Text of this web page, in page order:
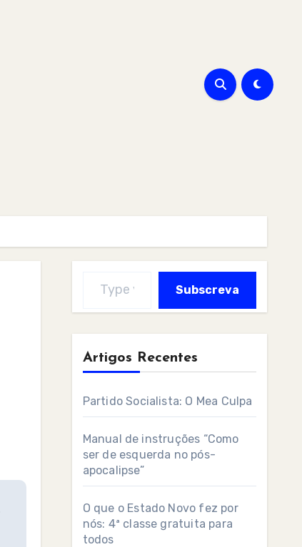
Subscreva
Artigos Recentes
Partido Socialista: O Mea Culpa
Manual de instruções “Como
ser de esquerda no pós-
apocalipse”
O que o Estado Novo fez por
nós: 4ª classe gratuita para
todos